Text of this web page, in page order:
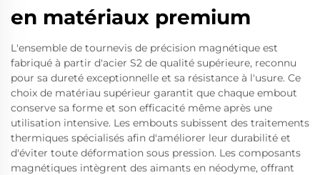
en matériaux premium
L'ensemble de tournevis de précision magnétique est
fabriqué à partir d'acier S2 de qualité supérieure, reconnu
pour sa dureté exceptionnelle et sa résistance à l'usure. Ce
choix de matériau supérieur garantit que chaque embout
conserve sa forme et son efficacité même après une
utilisation intensive. Les embouts subissent des traitements
thermiques spécialisés afin d'améliorer leur durabilité et
d'éviter toute déformation sous pression. Les composants
magnétiques intègrent des aimants en néodyme, offrant